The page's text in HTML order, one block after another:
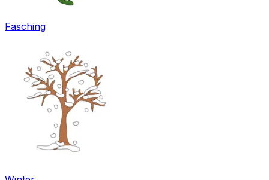
Fasching